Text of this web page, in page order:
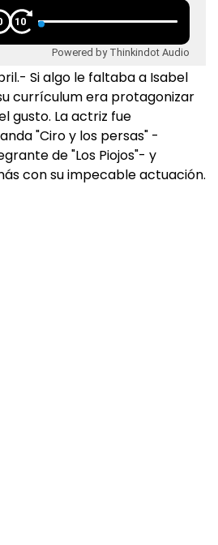
10
Powered by Thinkindot Audio
Si algo le faltaba a Isabel
currículum era protagonizar
gusto. La actriz fue
"Ciro y los persas" -
de "Los Piojos"- y
con su impecable actuación.